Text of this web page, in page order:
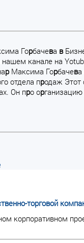
Горбачева в
нашем канале на
рМаксима Горбачева
отдела продаж Этот
Он про организацию
торговой
корпоративном